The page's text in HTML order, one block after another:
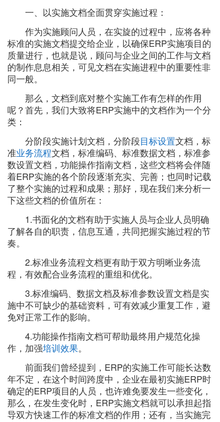
一、以实施文档全面贯穿实施过程：
作为实施顾问人员，在实旋的过程中，应将各种
标准的实施文档提交给企业，以确保ERP实施项目的
质量进行，也就是说，顾问与企业之间的工作与文档
的制作息息相关，可见文档在实施进程中的重要性非
同一般。
那么，文档到底对整个实施工作有怎样的作用
呢？首先，我们大致将ERP实施中的文档作为一个分
类：
分阶段实施计划文档，分阶段目标设置文档，标
准业务流程文档，标准编码、标准数据文档，标准参
数设置文档，功能操作指南文档，这些文档将会伴随
着ERP实施的各个阶段逐渐充实、完善；也同时记载
了整个实施的过程和成果；那好，现在我们来分析一
下这些文档的价值所在：
1.书面化的文档有助于实施人员与企业人员明确
了解各自的职责，信息互通，共同把握实施过程的节
奏。
2.标准业务流程文档更有助于双方明晰业务流
程，有效配合业务流程的重组和优化。
3.标准编码、数据文档及标准参数设置文档是实
施中不可缺少的基础资料，可有效减少重复工作，避
免对正常工作的影响。
4.功能操作指南文档可帮助最终用户规范化操
作，加强培训效果。
前面我们曾经提到，ERP的实施工作可能长达数
年不定，在这个时间跨度中，企业在最初实施ERP时
确定的ERP项目的人员，也许难免要发生一些变化，
那么，在发生变化时，ERP实施文档就可以承担起指
导双方快速工作的标准文档的作用；还有，当实施完